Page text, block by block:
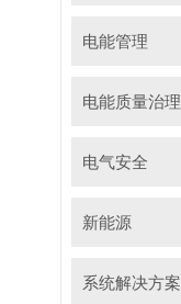
电能管理
电能质量治理
电气安全
新能源
系统解决方案